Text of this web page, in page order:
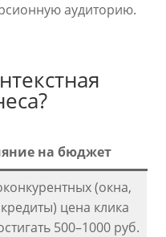
аудиторию.
на бюджет
(окна,
цена клика
500–1000 руб.